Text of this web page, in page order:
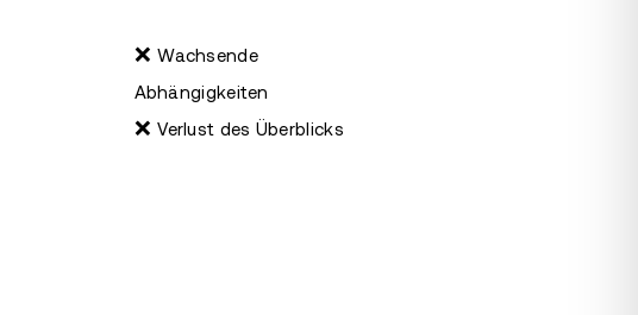
❌Wachsende
Abhängigkeiten
❌Verlust des Überblicks